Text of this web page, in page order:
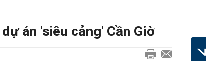
án 'siêu cảng' Cần Giờ